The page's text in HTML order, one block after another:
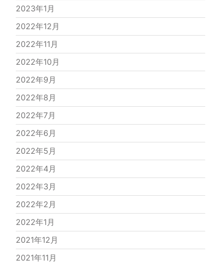
2023年1月
2022年12月
2022年11月
2022年10月
2022年9月
2022年8月
2022年7月
2022年6月
2022年5月
2022年4月
2022年3月
2022年2月
2022年1月
2021年12月
2021年11月